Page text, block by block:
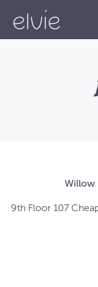
Willow
9th Floor 107